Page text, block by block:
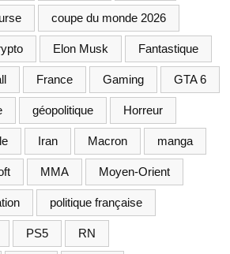
coupe du monde 2026
Elon Musk Fantastique
France Gaming GTA 6
géopolitique Horreur
Iran Macron manga
MMA Moyen-Orient
politique française
PS5 RN